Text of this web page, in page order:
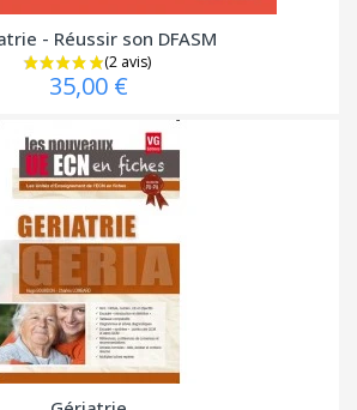
- Réussir son DFASM
35,00 €